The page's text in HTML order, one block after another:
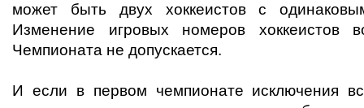
может быть двух хоккеистов с
Изменение игровых номеров хоккеистов
Чемпионата не допускается.
И если в первом чемпионате исключения